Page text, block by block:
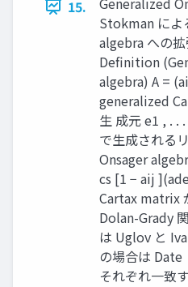
15.
Stokman によ
algebra への拡
Definition
algebra) A =
generalized
生 成元 e1 , . .
で生成される
Onsager
cs [1 − aij
Cartax matrix
Dolan-Grady
は Uglov と
の場合は Date
それぞれ一致